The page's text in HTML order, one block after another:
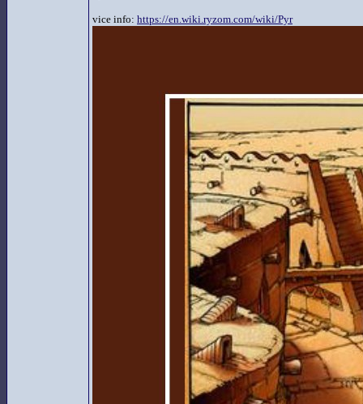
vice info: https://en.wiki.ryzom.com/wiki/Pyr